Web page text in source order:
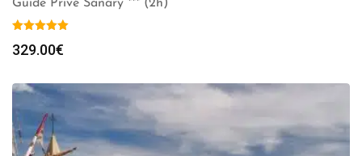
Guide Privé Sanary *** (2h)
329.00€